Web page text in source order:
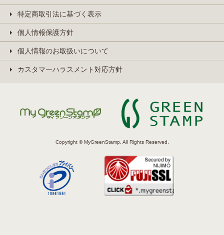
特定商取引法に基づく表示
個人情報保護方針
個人情報のお取扱いについて
カスタマーハラスメント対応方針
Copyright © MyGreenStamp. All Rights Reserved.